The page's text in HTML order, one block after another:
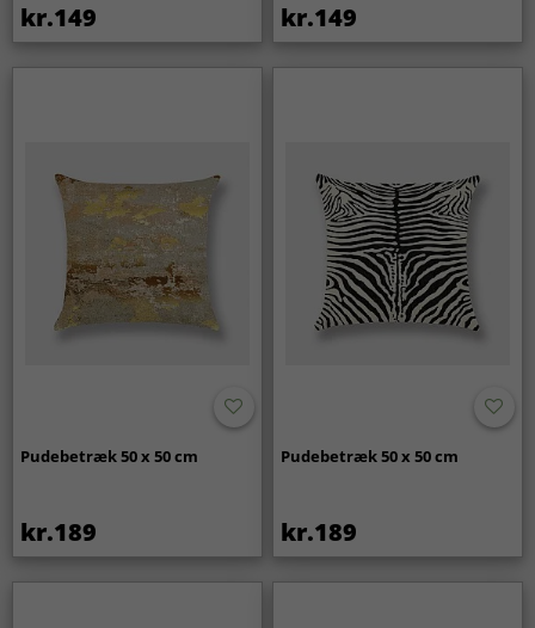
kr.149 kr.149
Pudebetræk 50 x 50 cm
kr.189
Pudebetræk 50 x 50 cm
kr.189